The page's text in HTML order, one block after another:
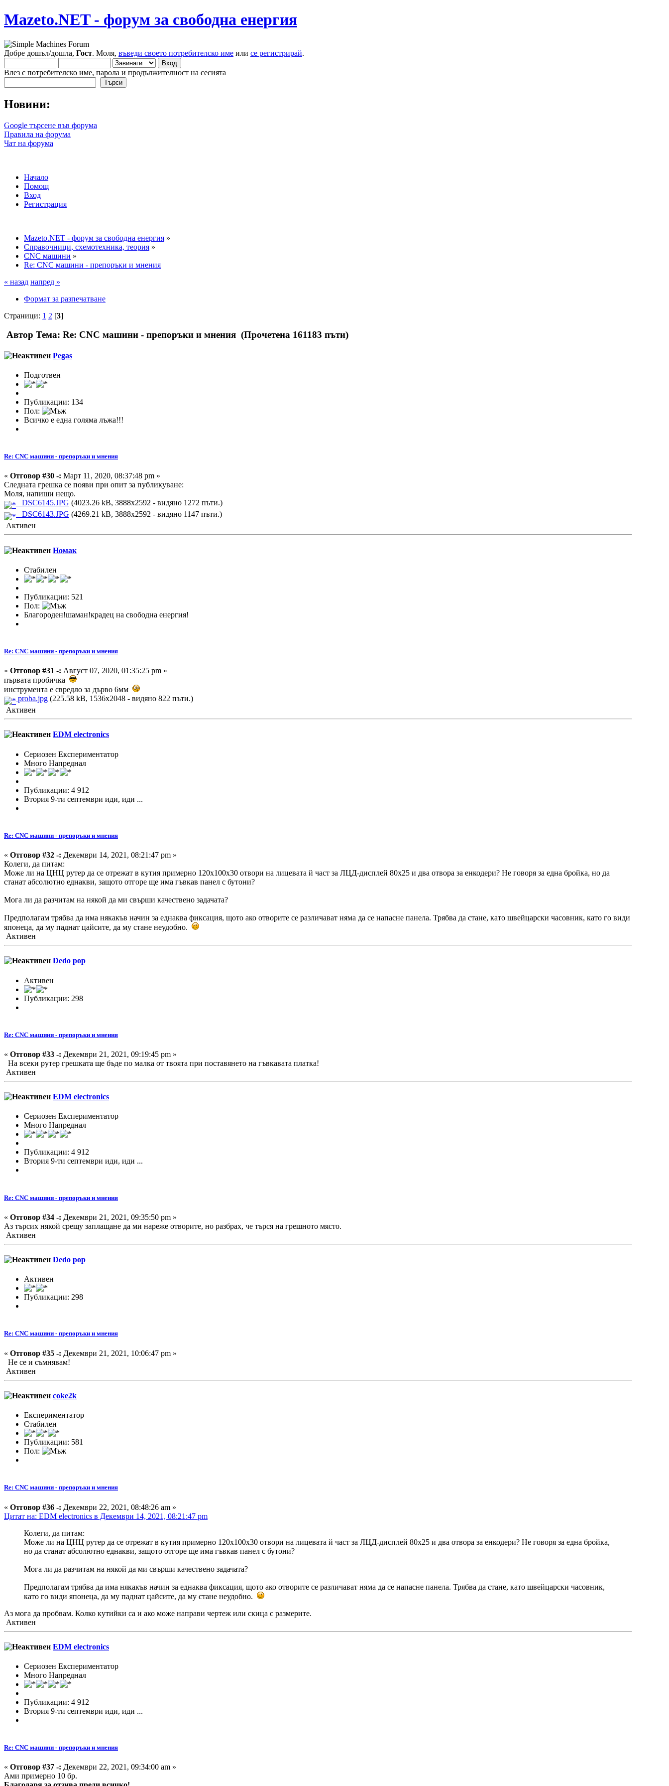
Mazeto.NET - форум за свободна енергия
Добре дошъл/дошла, Гост. Моля, въведи своето потребителско име или се регистрирай.
Влез с потребителско име, парола и продължителност на сесията
Новини:
Google търсене във форума
Правила на форума
Чат на форума
Начало
Помощ
Вход
Регистрация
Mazeto.NET - форум за свободна енергия »
Справочници, схемотехника, теория »
CNC машини »
Re: CNC машини - препоръки и мнения
« назад напред »
Формат за разпечатване
Страници: 1 2 [3]
Автор Тема: Re: CNC машини - препоръки и мнения (Прочетена 161183 пъти)
Pegas
Подготвен
Публикации: 134
Пол:
Всичко е една голяма лъжа!!!
Re: CNC машини - препоръки и мнения
« Отговор #30 -: Март 11, 2020, 08:37:48 pm »
Следната грешка се появи при опит за публикуване:
Моля, напиши нещо.
_DSC6145.JPG (4023.26 kB, 3888x2592 - видяно 1272 пъти.)
_DSC6143.JPG (4269.21 kB, 3888x2592 - видяно 1147 пъти.)
Активен
Номак
Стабилен
Публикации: 521
Пол:
Благороден!шаман!крадец на свободна енергия!
Re: CNC машини - препоръки и мнения
« Отговор #31 -: Август 07, 2020, 01:35:25 pm »
първата пробичка
инструмента е свредло за дърво 6мм
proba.jpg (225.58 kB, 1536x2048 - видяно 822 пъти.)
Активен
EDM electronics
Сериозен Експериментатор
Много Напреднал
Публикации: 4 912
Втория 9-ти септември иди, иди ...
Re: CNC машини - препоръки и мнения
« Отговор #32 -: Декември 14, 2021, 08:21:47 pm »
Колеги, да питам:
Може ли на ЦНЦ рутер да се отрежат в кутия примерно 120х100х30 отвори на лицевата й част за ЛЦД-дисплей 80х25 и два отвора за енкодери? Не говоря за една бройка, но да
станат абсолютно еднакви, защото отгоре ще има гъвкав панел с бутони?
Мога ли да разчитам на някой да ми свърши качествено задачата?
Предполагам трябва да има някакъв начин за еднаква фиксация, щото ако отворите се различават няма да се напасне панела. Трябва да стане, като швейцарски часовник, като го види
японеца, да му паднат цайсите, да му стане неудобно.
Активен
Dedo pop
Активен
Публикации: 298
Re: CNC машини - препоръки и мнения
« Отговор #33 -: Декември 21, 2021, 09:19:45 pm »
На всеки рутер грешката ще бъде по малка от твоята при поставянето на гъвкавата платка!
Активен
EDM electronics
Сериозен Експериментатор
Много Напреднал
Публикации: 4 912
Втория 9-ти септември иди, иди ...
Re: CNC машини - препоръки и мнения
« Отговор #34 -: Декември 21, 2021, 09:35:50 pm »
Аз търсих някой срещу заплащане да ми нареже отворите, но разбрах, че търся на грешното място.
Активен
Dedo pop
Активен
Публикации: 298
Re: CNC машини - препоръки и мнения
« Отговор #35 -: Декември 21, 2021, 10:06:47 pm »
Не се и съмнявам!
Активен
coke2k
Експериментатор
Стабилен
Публикации: 581
Пол:
Re: CNC машини - препоръки и мнения
« Отговор #36 -: Декември 22, 2021, 08:48:26 am »
Цитат на: EDM electronics в Декември 14, 2021, 08:21:47 pm
Колеги, да питам:
Може ли на ЦНЦ рутер да се отрежат в кутия примерно 120х100х30 отвори на лицевата й част за ЛЦД-дисплей 80х25 и два отвора за енкодери? Не говоря за една бройка,
но да станат абсолютно еднакви, защото отгоре ще има гъвкав панел с бутони?
Мога ли да разчитам на някой да ми свърши качествено задачата?
Предполагам трябва да има някакъв начин за еднаква фиксация, щото ако отворите се различават няма да се напасне панела. Трябва да стане, като швейцарски часовник,
като го види японеца, да му паднат цайсите, да му стане неудобно.
Аз мога да пробвам. Колко кутийки са и ако може направи чертеж или скица с размерите.
Активен
EDM electronics
Сериозен Експериментатор
Много Напреднал
Публикации: 4 912
Втория 9-ти септември иди, иди ...
Re: CNC машини - препоръки и мнения
« Отговор #37 -: Декември 22, 2021, 09:34:00 am »
Ами примерно 10 бр.